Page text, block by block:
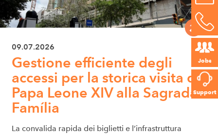
Jobs
Support
09.07.2026
Gestione efficiente degli
accessi per la storica visita di
Papa Leone XIV alla Sagrada
Família
La convalida rapida dei biglietti e l’infrastruttura